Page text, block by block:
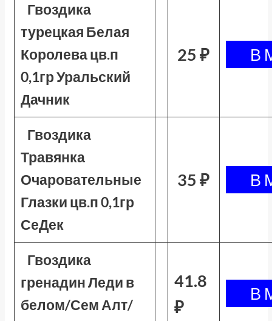
Гвоздика
турецкая Белая
Королева цв.п
0,1гр Уральский
Дачник
25 ₽
Гвоздика
Травянка
Очаровательные
Глазки цв.п 0,1гр
СеДек
35 ₽
Гвоздика
гренадин Леди в
белом/Сем Алт/
41.8
₽